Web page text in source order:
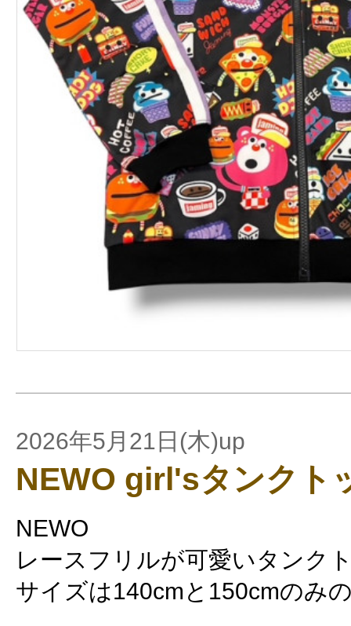
2026年5月21日(木)up
NEWO girl'sタンクト
NEWO
レースフリルが可愛いタンク
サイズは140cmと150cmのみ